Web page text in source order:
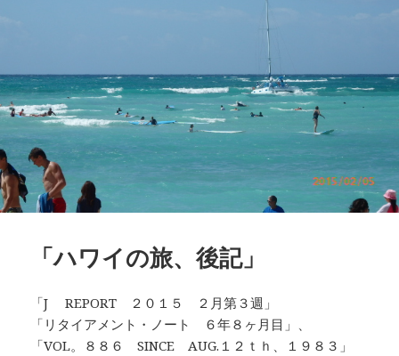
「ハワイの旅、後記」
「J REPORT ２０１５ ２月第３週」
「リタイアメント・ノート ６年８ヶ月目」、
「VOL。８８６ SINCE AUG.１２ｔｈ、１９８３」